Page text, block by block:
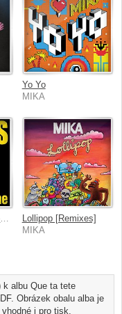
Yo Yo
MIKA
Kick Ass [International Version]
Lollipop [Remixes]
MIKA
k albu Que ta tete
Obrázek obalu alba je
i pro tisk.